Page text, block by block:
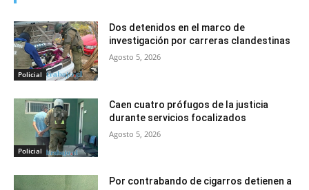
Policial
Dos detenidos en el marco de
investigación por carreras clandestinas
Agosto 5, 2026
Policial
Caen cuatro prófugos de la justicia
durante servicios focalizados
Agosto 5, 2026
Por contrabando de cigarros detienen a